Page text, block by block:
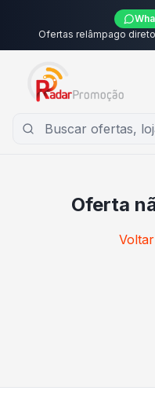
Ofertas relâmpago
Oferta